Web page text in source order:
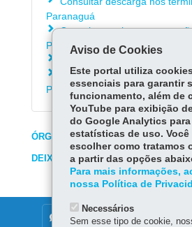
Paranaguá
Consultar navios em
Paraná
Emitir Certidão Negativa de
Portos do Paraná
ÓRGÃO RESPONSÁVEL
DEIXE SUA OPINIÃO
DENUNCIE CORRUPÇÃO
Aviso de Cookies
Este portal utiliza cookies
essenciais para garantir
funcionamento, além de
YouTube para exibição
do Google Analytics
estatísticas de uso. Você
escolher como tratamos
a partir das opções
Para mais informações,
nossa Política de
Necessários
Sem esse tipo de cookie,